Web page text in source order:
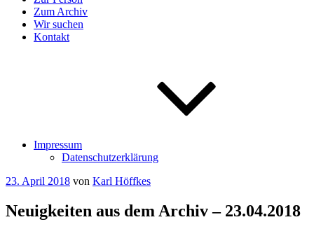
Zum Archiv
Wir suchen
Kontakt
Impressum
Datenschutzerklärung
Veröffentlicht
23. April 2018 von Karl Höffkes
Neuigkeiten aus dem Archiv – 23.04.2018